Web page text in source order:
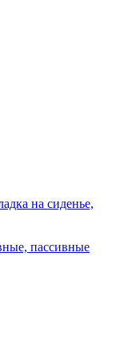
на сиденье,
пассивные